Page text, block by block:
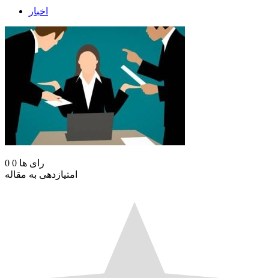
اخبار
0 0 رای ها
امتیازدهی به مقاله